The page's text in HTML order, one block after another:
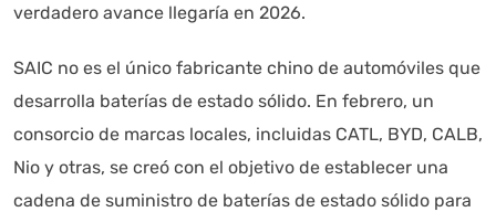
verdadero avance llegaría en 2026.
SAIC no es el único fabricante chino de automóviles que
desarrolla baterías de estado sólido. En febrero, un
consorcio de marcas locales, incluidas CATL, BYD, CALB,
Nio y otras, se creó con el objetivo de establecer una
cadena de suministro de baterías de estado sólido para